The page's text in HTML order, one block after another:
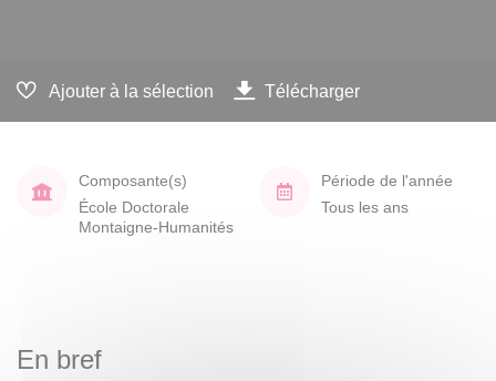
Ajouter à la sélection Télécharger
Composante(s)
École Doctorale
Montaigne-Humanités
Période de l'année
Tous les ans
En bref